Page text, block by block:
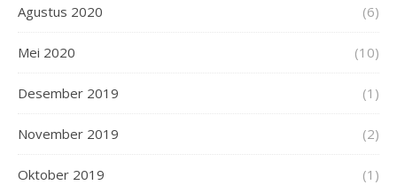
Agustus 2020 (6)
Mei 2020 (10)
Desember 2019 (1)
November 2019 (2)
Oktober 2019 (1)